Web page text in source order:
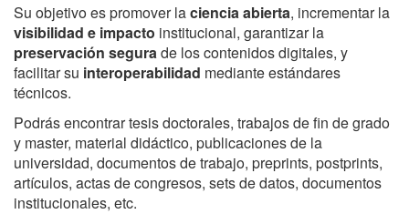
Su objetivo es promover laciencia abierta, incrementar la
visibilidad e impacto institucional, garantizar la
preservación segurade los contenidos digitales, y
facilitar su interoperabilidad mediante estándares
técnicos.
Podrás encontrar tesis doctorales, trabajos de fin de grado
y master, material didáctico, publicaciones de la
universidad, documentos de trabajo, preprints, postprints,
artículos, actas de congresos, sets de datos, documentos
institucionales, etc.